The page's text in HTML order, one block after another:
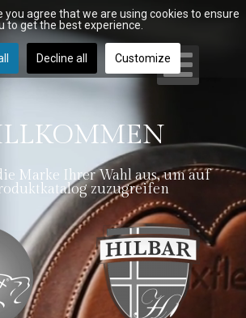
Marke Ihrer Wahl aus, um auf
zuzugreifen
you agree that we are using cookies to ensure
to get the best experience.
Decline all Customize